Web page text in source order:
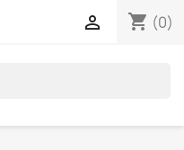
shopping_cart (0)
